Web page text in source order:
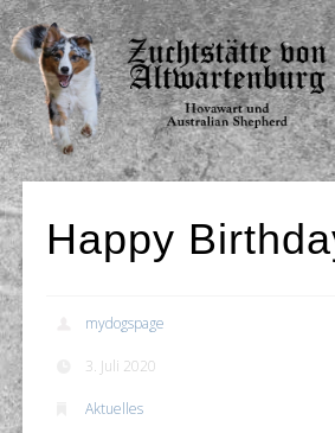
ÜBER UNS
AKTUELLES
UNSERE HUNDE
UNSERE ZUCHT
WELPEN
KONTAKT
Happy
mydogspage
3. Juli 2020
Aktuelles